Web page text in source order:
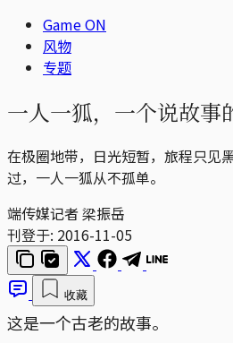
Game ON
风物
专题
一人一狐，一个说故事
在极圈地带，日光短暂，旅程只见
过，一人一狐从不孤单。
端传媒记者 梁振岳
刊登于: 2016-11-05
收藏
这是一个古老的故事。